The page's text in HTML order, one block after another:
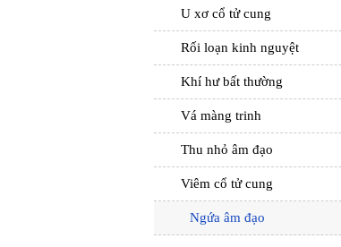
U xơ cổ tử cung
Rối loạn kinh nguyệt
Khí hư bất thường
Vá màng trinh
Thu nhỏ âm đạo
Viêm cổ tử cung
Ngứa âm đạo